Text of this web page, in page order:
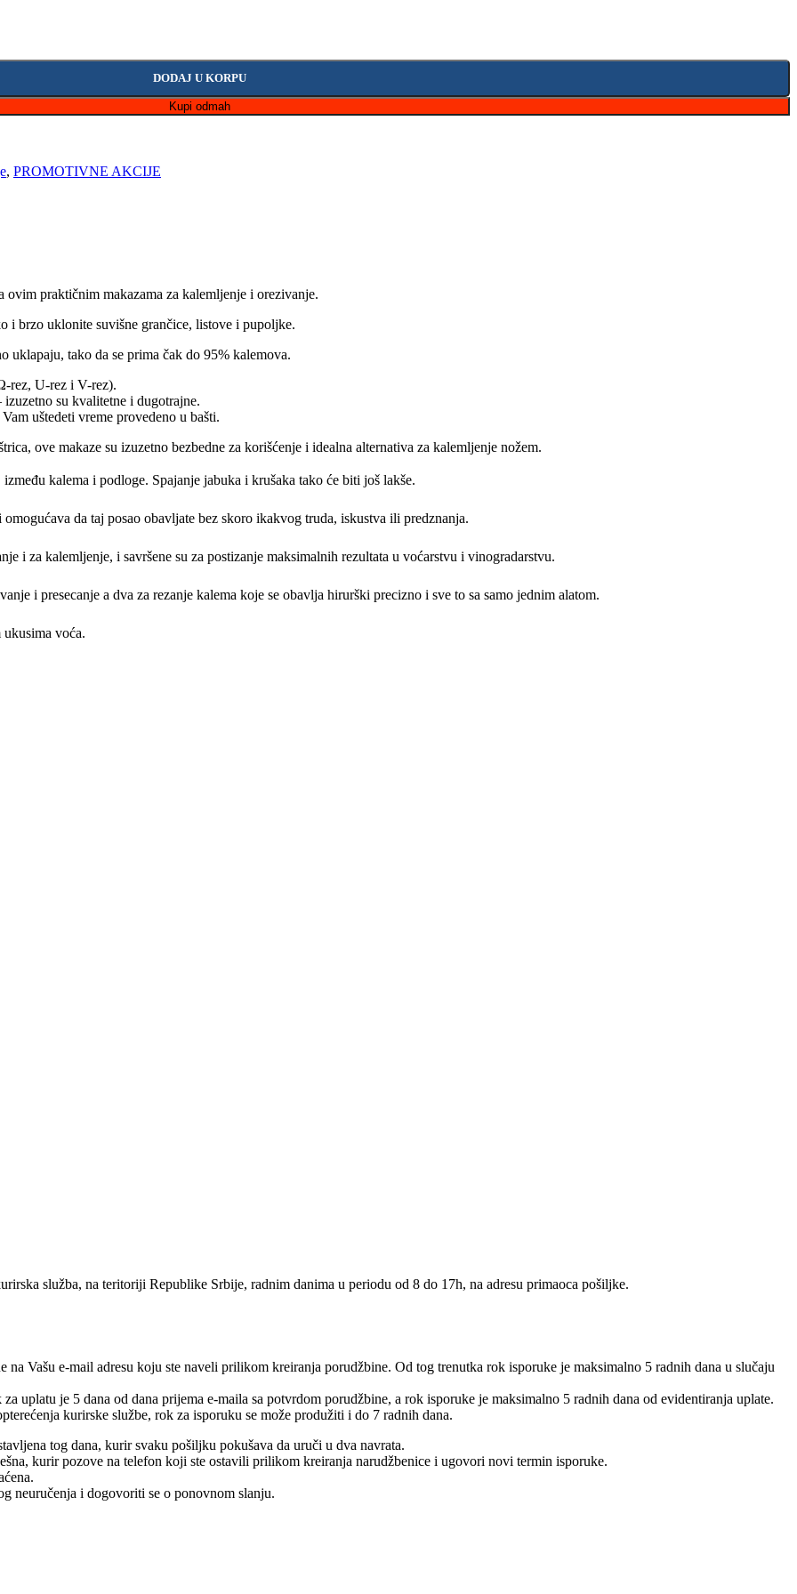
DODAJ U KORPU
Kupi odmah
, PROMOTIVNE AKCIJE
ovim praktičnim makazama za kalemljenje i orezivanje.
i brzo uklonite suvišne grančice, listove i pupoljke.
uklapaju, tako da se prima čak do 95% kalemova.
rez, U-rez i V-rez).
su kvalitetne i dugotrajne.
uštedeti vreme provedeno u bašti.
ove makaze su izuzetno bezbedne za korišćenje i idealna alternativa za kalemljenje nožem.
kalema i podloge. Spajanje jabuka i krušaka tako će biti još lakše.
da taj posao obavljate bez skoro ikakvog truda, iskustva ili predznanja.
i za kalemljenje, i savršene su za postizanje maksimalnih rezultata u voćarstvu i vinogradarstvu.
i presecanje a dva za rezanje kalema koje se obavlja hirurški precizno i sve to sa samo jednim alatom.
voća.
služba, na teritoriji Republike Srbije, radnim danima u periodu od 8 do 17h, na adresu primaoca pošiljke.
Vašu e-mail adresu koju ste naveli prilikom kreiranja porudžbine. Od tog trenutka rok isporuke je maksimalno 5 radnih dana u slučaju
uplatu je 5 dana od dana prijema e-maila sa potvrdom porudžbine, a rok isporuke je maksimalno 5 radnih dana od evidentiranja uplate.
kurirske službe, rok za isporuku se može produžiti i do 7 radnih dana.
tog dana, kurir svaku pošiljku pokušava da uruči u dva navrata.
kurir pozove na telefon koji ste ostavili prilikom kreiranja narudžbenice i ugovori novi termin isporuke.
neuručenja i dogovoriti se o ponovnom slanju.